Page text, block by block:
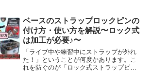
ベースのストラップロックピンの
付け方・使い方を解説〜ロック式
は加工が必要♪〜
「ライブ中や練習中にストラップが外れ
た！」ということが何度かあります。こ
れを防ぐのが「ロック式ストラップピ